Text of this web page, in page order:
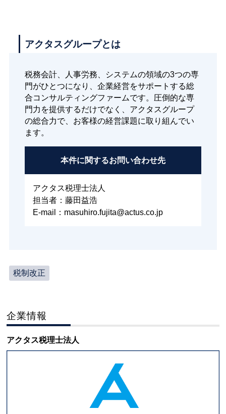
アクタスグループとは
税務会計、人事労務、システムの領域の3つの専
門がひとつになり、企業経営をサポートする総
合コンサルティングファームです。圧倒的な専
門力を提供するだけでなく、アクタスグループ
の総合力で、お客様の経営課題に取り組んでい
ます。
本件に関するお問い合わせ先
アクタス税理士法人
担当者：藤田益浩
E-mail：masuhiro.fujita@actus.co.jp
税制改正
企業情報
アクタス税理士法人